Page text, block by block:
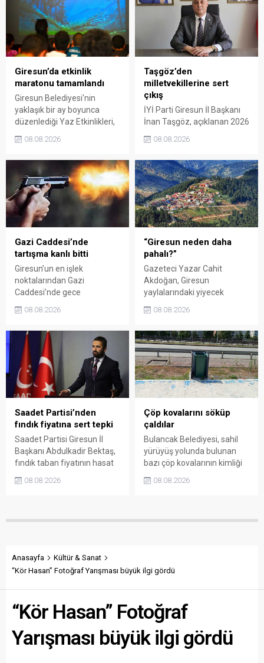
Giresun’da etkinlik
maratonu tamamlandı
Giresun Belediyesi'nin
yaklaşık bir ay boyunca
düzenlediği Yaz Etkinlikleri,
sanat ve eğlenceyle
organizasyonun ardından
Kadın El Emeği Pazarı'nın
süresi de 16 Ağustos'a
kadar uzatıldı.
08.08.2026
Taşgöz’den
milletvekillerine sert
çıkış
İYİ Parti Giresun İl Başkanı
İnan Taşgöz, açıklanan 2026
üzerinden iktidar
eleştirdi. Taşgöz, üreticinin
emeğinin karşılığını
alamadığını savunarak,
Giresun milletvekillerini
sessiz kalmakla suçladı.
08.08.2026
Gazi Caddesi’nde
tartışma kanlı bitti
Giresun’un en işlek
noktalarından Gazi
Caddesi’nde gece
kavgada A.E. ayağından
bölgede kısa süreli panik
yaşanırken polis geniş çaplı
soruşturma başlattı.
08.08.2026
“Giresun neden daha
pahalı?”
Gazeteci Yazar Cahit
Akdoğan, Giresun
yaylalarındaki yiyecek
belirgin biçimde yüksek
Valiliği, Tarım ve Orman İl
Müdürlüğü ile ilgili kurumları
denetime çağırdı. Akdoğan,
yüzde 50’ye ulaşan fiyat
farklarının araştırılması
gerektiğini söyledi.
08.08.2026
Saadet Partisi’nden
fındık fiyatına sert tepki
Saadet Partisi Giresun İl
Başkanı Abdulkadir Bektaş,
fındık taban fiyatının hasat
açıklanmamasına tepki
belirterek üreticiyi memnun
savundu.
08.08.2026
Çöp kovalarını söküp
çaldılar
Bulancak Belediyesi, sahil
yürüyüş yolunda bulunan
bazı çöp kovalarının kimliği
sökülerek çalındığını açıkladı.
vatandaşlardan ihbar
08.08.2026
Anasayfa
Kültür & Sanat
“Kör Hasan” Fotoğraf Yarışması büyük ilgi gördü
“Kör Hasan” Fotoğraf
Yarışması büyük ilgi gördü